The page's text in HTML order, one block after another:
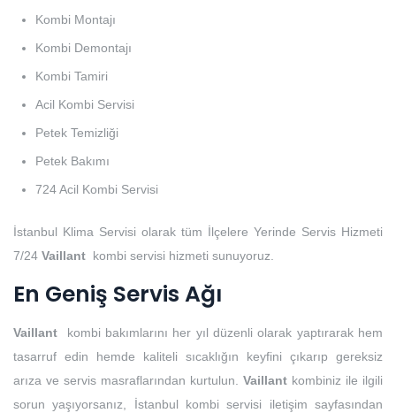
Kombi Montajı
Kombi Demontajı
Kombi Tamiri
Acil Kombi Servisi
Petek Temizliği
Petek Bakımı
724 Acil Kombi Servisi
İstanbul Klima Servisi olarak tüm İlçelere Yerinde Servis Hizmeti
7/24 Vaillant kombi servisi hizmeti sunuyoruz.
En Geniş Servis Ağı
Vaillant kombi bakımlarını her yıl düzenli olarak yaptırarak hem
tasarruf edin hemde kaliteli sıcaklığın keyfini çıkarıp gereksiz
arıza ve servis masraflarından kurtulun. Vaillant kombiniz ile ilgili
sorun yaşıyorsanız, İstanbul kombi servisi iletişim sayfasından